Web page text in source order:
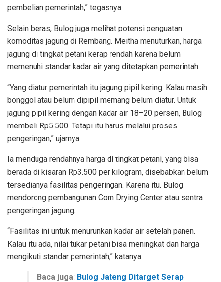
pembelian pemerintah,” tegasnya.
Selain beras, Bulog juga melihat potensi penguatan
komoditas jagung di Rembang. Meitha menuturkan, harga
jagung di tingkat petani kerap rendah karena belum
memenuhi standar kadar air yang ditetapkan pemerintah.
“Yang diatur pemerintah itu jagung pipil kering. Kalau masih
bonggol atau belum dipipil memang belum diatur. Untuk
jagung pipil kering dengan kadar air 18–20 persen, Bulog
membeli Rp5.500. Tetapi itu harus melalui proses
pengeringan,” ujarnya.
Ia menduga rendahnya harga di tingkat petani, yang bisa
berada di kisaran Rp3.500 per kilogram, disebabkan belum
tersedianya fasilitas pengeringan. Karena itu, Bulog
mendorong pembangunan Corn Drying Center atau sentra
pengeringan jagung.
“Fasilitas ini untuk menurunkan kadar air setelah panen.
Kalau itu ada, nilai tukar petani bisa meningkat dan harga
mengikuti standar pemerintah,” katanya.
Baca juga: Bulog Jateng Ditarget Serap